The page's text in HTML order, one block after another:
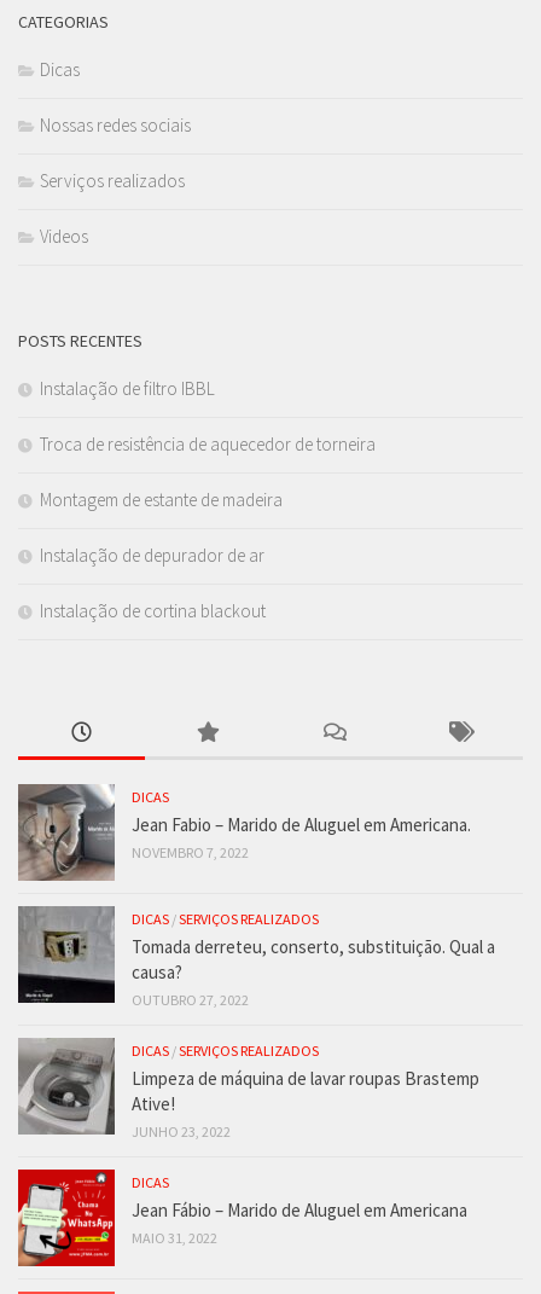
CATEGORIAS
Dicas
Nossas redes sociais
Serviços realizados
Videos
POSTS RECENTES
Instalação de filtro IBBL
Troca de resistência de aquecedor de torneira
Montagem de estante de madeira
Instalação de depurador de ar
Instalação de cortina blackout
DICAS
Jean Fabio – Marido de Aluguel em Americana.
NOVEMBRO 7, 2022
DICAS /SERVIÇOS REALIZADOS
Tomada derreteu, conserto, substituição. Qual a
causa?
OUTUBRO 27, 2022
DICAS /SERVIÇOS REALIZADOS
Limpeza de máquina de lavar roupas Brastemp
Ative!
JUNHO 23, 2022
DICAS
Jean Fábio – Marido de Aluguel em Americana
MAIO 31, 2022